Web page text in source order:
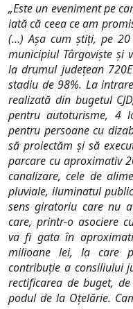
„Este un eveniment pe
iată că ceea ce am
(…) Așa cum știți, pe
municipiul Târgoviște și
la drumul județean
stadiu de 98%. La
realizată din bugetul
pentru autoturisme, 4
pentru persoane cu
să proiectăm și să
parcare cu aproximativ
canalizare, cele de
pluviale, iluminatul
sens giratoriu care nu
care, printr-o asociere
va fi gata în
milioane lei, la care
contribuție a consiliului
rectificarea de buget,
podul de la Oțelărie.